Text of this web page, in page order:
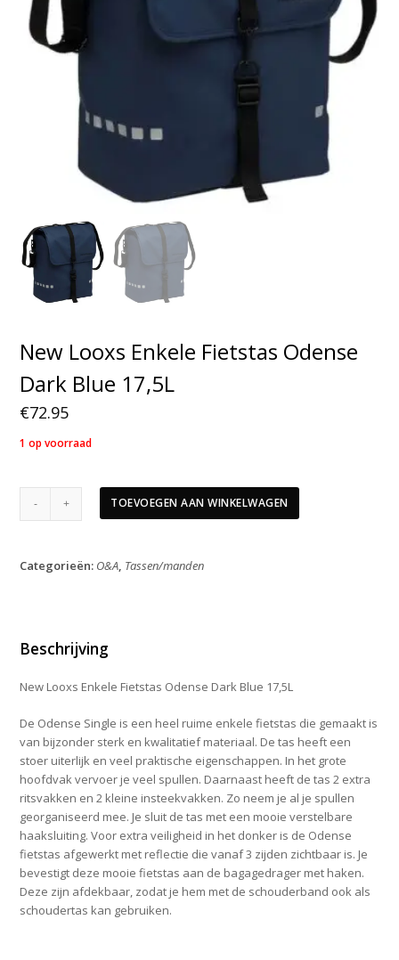
New Looxs Enkele Fietstas Odense
Dark Blue 17,5L
€72.95
1 op voorraad
Odense
aantal
TOEVOEGEN AAN WINKELWAGEN
Categorieën: O&A, Tassen/manden
Beschrijving
New Looxs Enkele Fietstas Odense Dark Blue 17,5L
De Odense Single is een heel ruime enkele fietstas die gemaakt is
van bijzonder sterk en kwalitatief materiaal. De tas heeft een
stoer uiterlijk en veel praktische eigenschappen. In het grote
hoofdvak vervoer je veel spullen. Daarnaast heeft de tas 2 extra
ritsvakken en 2 kleine insteekvakken. Zo neem je al je spullen
georganiseerd mee. Je sluit de tas met een mooie verstelbare
haaksluiting. Voor extra veiligheid in het donker is de Odense
fietstas afgewerkt met reflectie die vanaf 3 zijden zichtbaar is. Je
bevestigt deze mooie fietstas aan de bagagedrager met haken.
Deze zijn afdekbaar, zodat je hem met de schouderband ook als
schoudertas kan gebruiken.